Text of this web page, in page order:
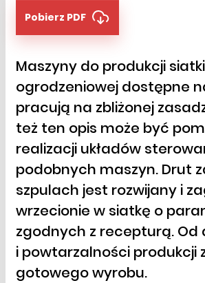
Pobierz PDF
Maszyny do produkcji siatki
ogrodzeniowej dostępne
pracują na zbliżonej
też ten opis może być
realizacji układów
podobnych maszyn. Drut
szpulach jest rozwijany i
wrzecionie w siatkę o
zgodnych z recepturą. Od
i powtarzalności produkcji
gotowego wyrobu.